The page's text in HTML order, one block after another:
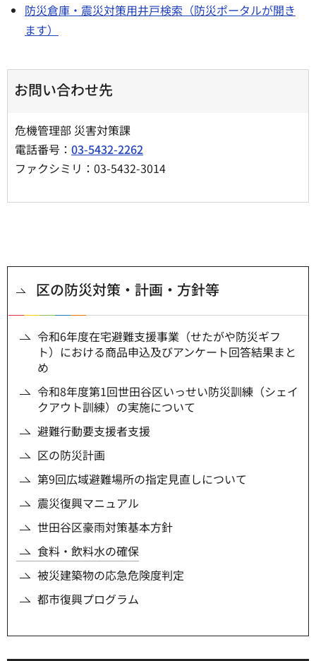
防災倉庫・震災対策用井戸検索（防災ポータルが開き
ます）
お問い合わせ先
危機管理部 災害対策課
電話番号： 03-5432-2262
ファクシミリ：03-5432-3014
区の防災対策・計画・方針等
令和6年度在宅避難支援事業（せたがや防災ギフ
ト）における商品申込及びアンケート回答結果まと
め
令和8年度第1回世田谷区いっせい防災訓練（シェイ
クアウト訓練）の実施について
避難行動要支援者支援
区の防災計画
第9回広域避難場所の指定見直しについて
震災復興マニュアル
世田谷区豪雨対策基本方針
食料・飲料水の確保
被災建築物の応急危険度判定
都市復興プログラム